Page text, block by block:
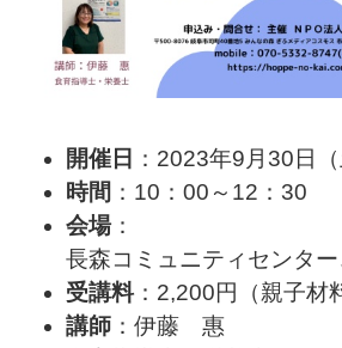
開催日 ：2023年9月30日
時間 ：10：00～12：30
会場：
長森コミュニティセンタ
受講料：2,200円（親子材
講師 ：伊藤 惠